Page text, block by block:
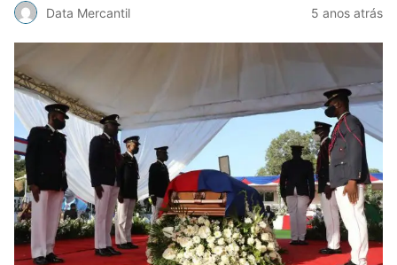
Data Mercantil 5 anos atrás